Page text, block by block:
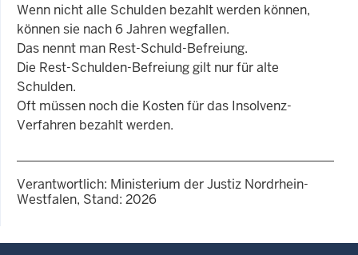
Wenn nicht alle Schulden bezahlt werden können,
können sie nach 6 Jahren wegfallen.
Das nennt man Rest-Schuld-Befreiung.
Die Rest-Schulden-Befreiung gilt nur für alte
Schulden.
Oft müssen noch die Kosten für das Insolvenz-
Verfahren bezahlt werden.
Verantwortlich: Ministerium der Justiz Nordrhein-
Westfalen, Stand: 2026